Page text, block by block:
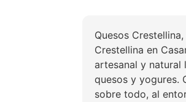
Quesos
Crestellina en
artesanal y natural
quesos y yogures.
sobre todo, al